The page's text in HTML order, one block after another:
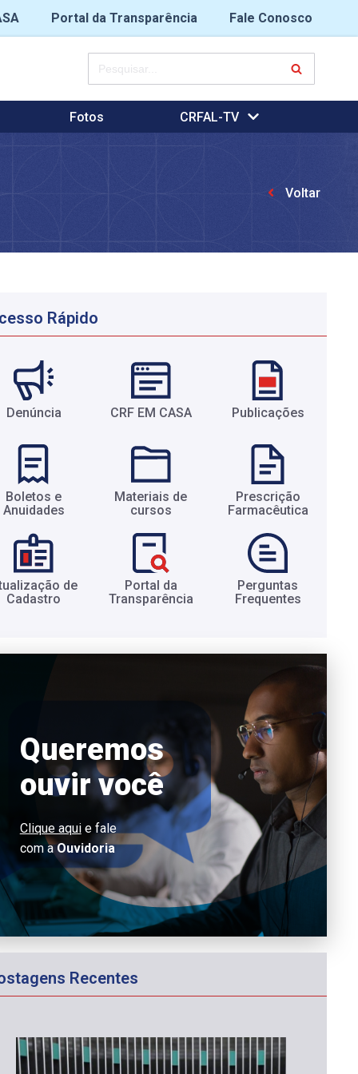
Portal da Transparência
Fale Conosco
Fotos CRFAL-TV
Voltar
Rápido
Denúncia CRF EM CASA Publicações
Boletos e
Anuidades​
Materiais de
cursos​
Prescrição
Farmacêutica​
de
Cadastro​
Portal da
Transparência​
Perguntas
Frequentes​
Queremos
ouvir você
Clique aquie fale
com aOuvidoria
Recentes